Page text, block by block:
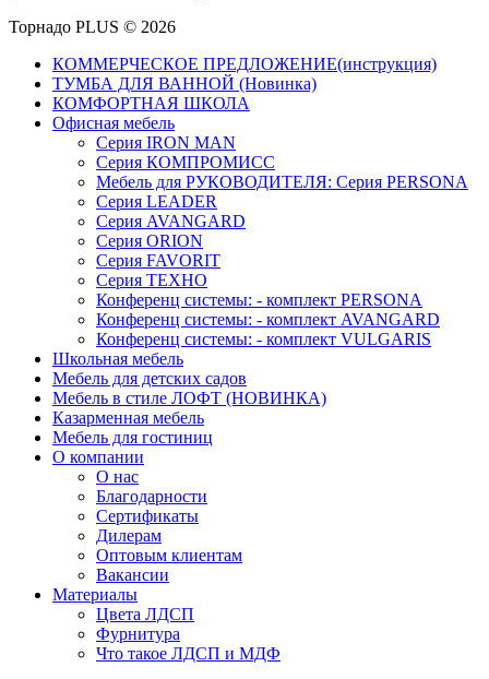
Торнадо PLUS © 2026
КОММЕРЧЕСКОЕ ПРЕДЛОЖЕНИЕ(инструкция)
ТУМБА ДЛЯ ВАННОЙ (Новинка)
КОМФОРТНАЯ ШКОЛА
Офисная мебель
Серия IRON MAN
Серия КОМПРОМИСС
Мебель для РУКОВОДИТЕЛЯ: Серия PERSONA
Серия LEADER
Серия AVANGARD
Серия ORION
Серия FAVORIT
Серия ТЕХНО
Конференц системы: - комплект PERSONA
Конференц системы: - комплект AVANGARD
Конференц системы: - комплект VULGARIS
Школьная мебель
Мебель для детских садов
Мебель в стиле ЛОФТ (НОВИНКА)
Казарменная мебель
Мебель для гостиниц
О компании
О нас
Благодарности
Сертификаты
Дилерам
Оптовым клиентам
Вакансии
Материалы
Цвета ЛДСП
Фурнитура
Что такое ЛДСП и МДФ